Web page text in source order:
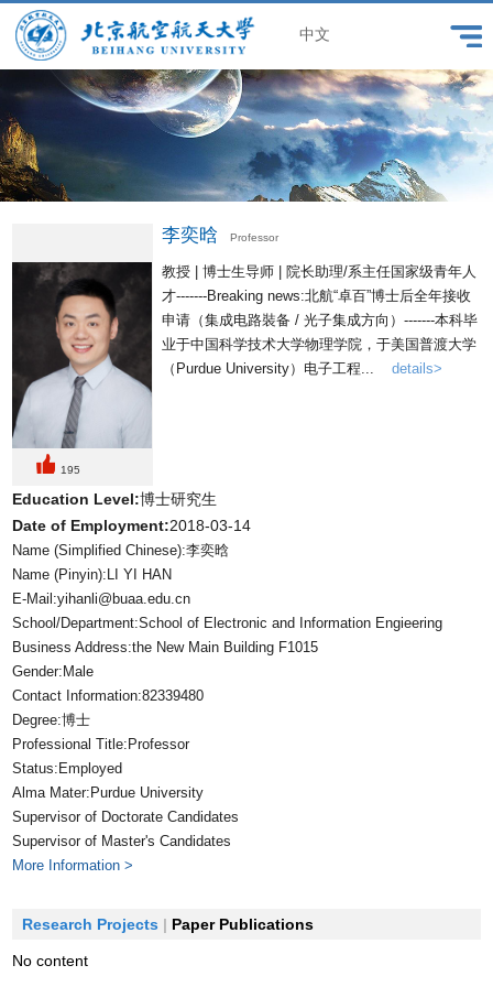
中文
195
李奕晗 Professor
教授 | 博士生导师 | 院长助理/系主任国家级青年人
才-------Breaking news:北航“卓百”博士后全年接收
申请（集成电路裝备 / 光子集成方向）-------本科毕
业于中国科学技术大学物理学院，于美国普渡大学
（Purdue University）电子工程...details>
Education Level:博士研究生
Date of Employment:2018-03-14
Name (Simplified Chinese):李奕晗
Name (Pinyin):LI YI HAN
E-Mail:yihanli@buaa.edu.cn
School/Department:School of Electronic and Information Engieering
Business Address:the New Main Building F1015
Gender:Male
Contact Information:82339480
Degree:博士
Professional Title:Professor
Status:Employed
Alma Mater:Purdue University
Supervisor of Doctorate Candidates
Supervisor of Master's Candidates
More Information >
Research Projects | Paper Publications
No content